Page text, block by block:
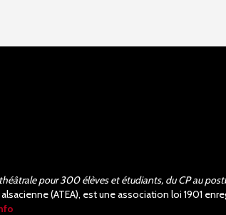
pour 300 élèves et étudiants, du CP au
(ATEA), est une association loi 1901